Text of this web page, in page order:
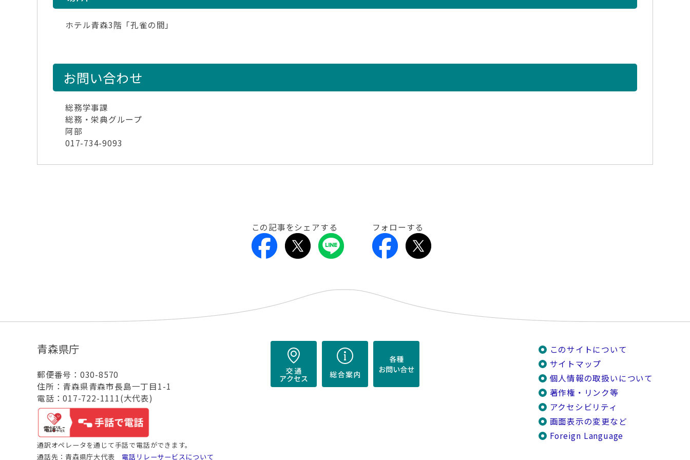
ホテル青森3階「孔雀の間」
お問い合わせ
総務学事課
総務・栄典グループ
阿部
017-734-9093
この記事をシェアする フォローする
青森県庁
郵便番号：030-8570
住所：青森県青森市長島一丁目1-1
電話：017-722-1111(大代表)
通訳オペレータを通じて手話で電話ができます。
通話先：青森県庁大代表 電話リレーサービスについて
このサイトについて
サイトマップ
個人情報の取扱いについて
著作権・リンク等
アクセシビリティ
画面表示の変更など
Foreign Language